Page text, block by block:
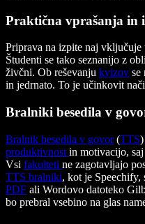
Praktična vprašanja in
Priprava na izpite naj vključuje
Študenti se tako seznanijo z
živčni. Ob reševanju kvizov se
in jedrnato. To je učinkovit
Bralniki besedila v
Bralnik besedila v govor(TTS
produktivnost in motivacijo,
Vsi fakulteti ne zagotavljajo
TTS bralniki, kot je Speechify,
PDF ali Wordovo datoteko
bo prebral vsebino na glas